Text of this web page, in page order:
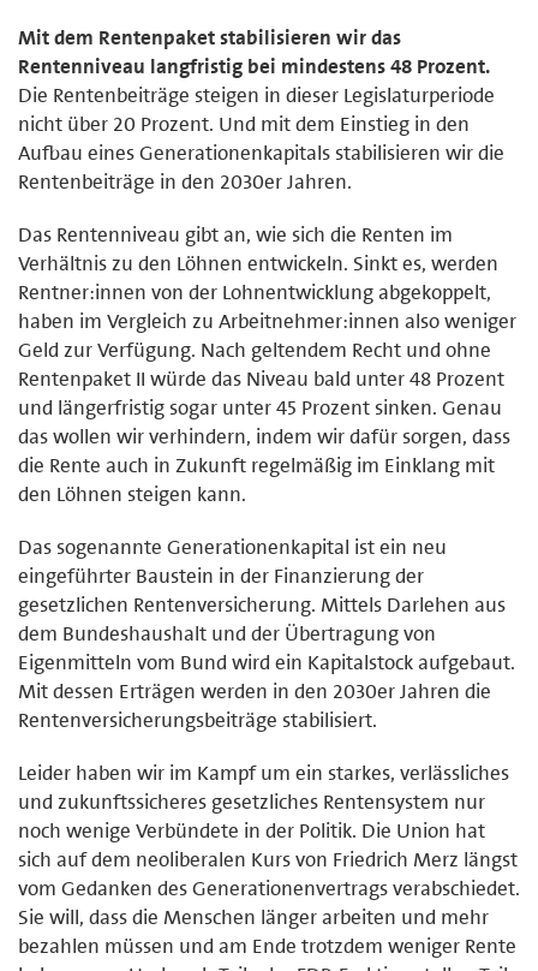
Mit dem Rentenpaket stabilisieren wir das
Rentenniveau langfristig bei mindestens 48 Prozent.
Die Rentenbeiträge steigen in dieser Legislaturperiode
nicht über 20 Prozent. Und mit dem Einstieg in den
Aufbau eines Generationenkapitals stabilisieren wir die
Rentenbeiträge in den 2030er Jahren.
Das Rentenniveau gibt an, wie sich die Renten im
Verhältnis zu den Löhnen entwickeln. Sinkt es, werden
Rentner:innen von der Lohnentwicklung abgekoppelt,
haben im Vergleich zu Arbeitnehmer:innen also weniger
Geld zur Verfügung. Nach geltendem Recht und ohne
Rentenpaket II würde das Niveau bald unter 48 Prozent
und längerfristig sogar unter 45 Prozent sinken. Genau
das wollen wir verhindern, indem wir dafür sorgen, dass
die Rente auch in Zukunft regelmäßig im Einklang mit
den Löhnen steigen kann.
Das sogenannte Generationenkapital ist ein neu
eingeführter Baustein in der Finanzierung der
gesetzlichen Rentenversicherung. Mittels Darlehen aus
dem Bundeshaushalt und der Übertragung von
Eigenmitteln vom Bund wird ein Kapitalstock aufgebaut.
Mit dessen Erträgen werden in den 2030er Jahren die
Rentenversicherungsbeiträge stabilisiert.
Leider haben wir im Kampf um ein starkes, verlässliches
und zukunftssicheres gesetzliches Rentensystem nur
noch wenige Verbündete in der Politik. Die Union hat
sich auf dem neoliberalen Kurs von Friedrich Merz längst
vom Gedanken des Generationenvertrags verabschiedet.
Sie will, dass die Menschen länger arbeiten und mehr
bezahlen müssen und am Ende trotzdem weniger Rente